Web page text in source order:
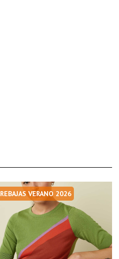
REBAJAS VERANO 2026